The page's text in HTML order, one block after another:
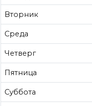
Вторник
Среда
Четверг
Пятница
Суббота